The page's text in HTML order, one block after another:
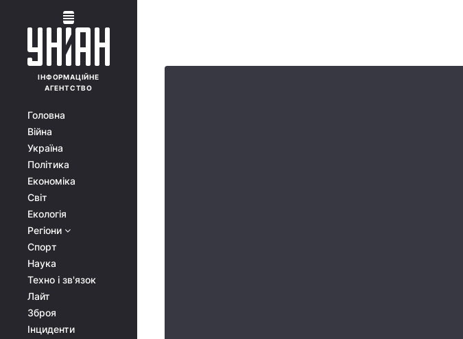
ІНФОРМАЦІЙНЕ
АГЕНТСТВО
Головна
Війна
Україна
Політика
Економіка
Світ
Екологія
Регіони
Спорт
Наука
Техно і зв'язок
Лайт
Зброя
Інциденти